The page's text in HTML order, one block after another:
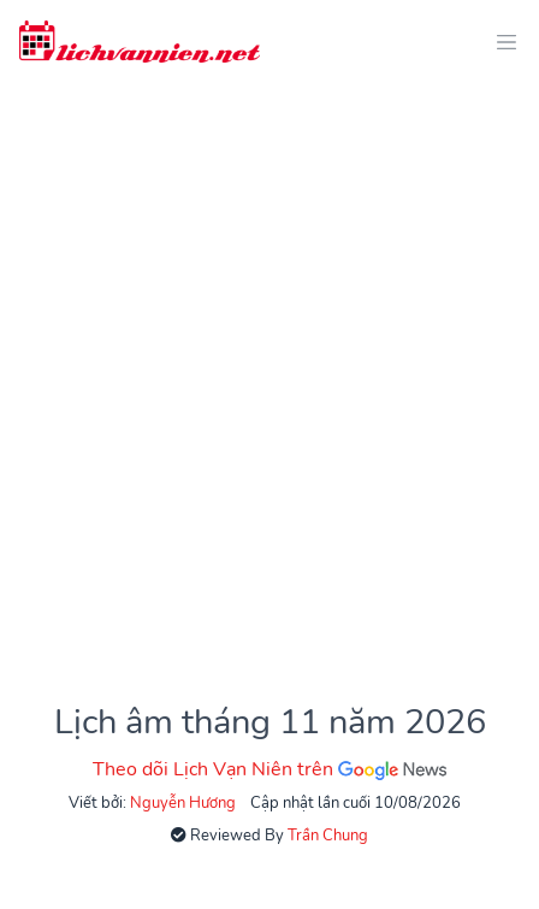
Lịch âm tháng 11 năm 2026
Theo dõi Lịch Vạn Niên trên
Viết bởi: Nguyễn Hương
Cập nhật lần cuối 10/08/2026
Reviewed ByTrần Chung